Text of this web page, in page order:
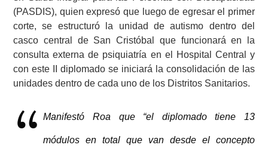
(PASDIS), quien expresó que luego de egresar el primer
corte, se estructuró la unidad de autismo dentro del
casco central de San Cristóbal que funcionará en la
consulta externa de psiquiatría en el Hospital Central y
con este II diplomado se iniciará la consolidación de las
unidades dentro de cada uno de los Distritos Sanitarios.
Manifestó Roa que “el diplomado tiene 13
módulos en total que van desdeel concepto